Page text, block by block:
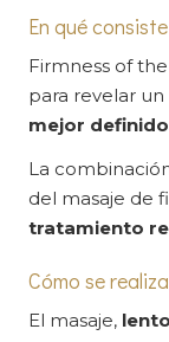
En qué consiste
Firmness of
para revelar
mejor
La
del masaje de
tratamiento
Cómo se realiza
El masaje,